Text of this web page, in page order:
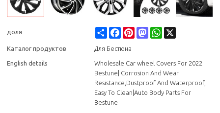
доля Share FacebookPinterestMastodonWhatsApp
Каталог продуктов Для Бестюна
English details
Wholesale Car wheel Covers For 2022
Bestune| Corrosion And Wear
Resistance,Dustproof And Waterproof,
Easy To Clean|Auto Body Parts For
Bestune